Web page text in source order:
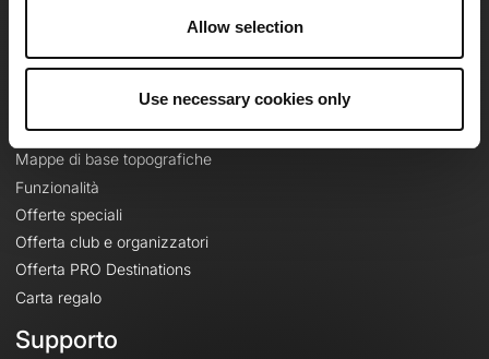
Allow selection
Use necessary cookies only
Contatti
Offerte
Mappe di base topografiche
Funzionalità
Offerte speciali
Offerta club e organizzatori
Offerta PRO Destinations
Carta regalo
Supporto